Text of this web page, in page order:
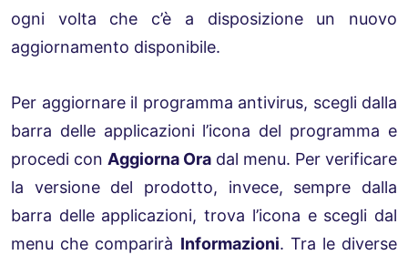
ogni volta che c’è a disposizione un nuovo
aggiornamento disponibile.
Per aggiornare il programma antivirus, scegli dalla
barra delle applicazioni l’icona del programma e
procedi conAggiorna Ora dal menu. Per verificare
la versione del prodotto, invece, sempre dalla
barra delle applicazioni, trova l’icona e scegli dal
menu che comparirà Informazioni. Tra le diverse